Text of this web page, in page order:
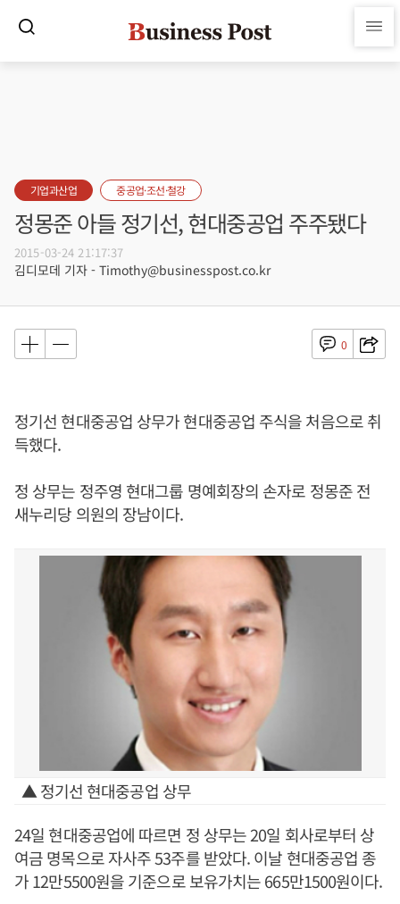
기업과산업 중공업·조선·철강
정몽준 아들 정기선, 현대중공업 주주됐다
2015-03-24 21:17:37
김디모데 기자 - Timothy@businesspost.co.kr
0
정기선 현대중공업 상무가 현대중공업 주식을 처음으로 취
득했다.
정 상무는 정주영 현대그룹 명예회장의 손자로 정몽준 전
새누리당 의원의 장남이다.
▲ 정기선 현대중공업 상무
24일 현대중공업에 따르면 정 상무는 20일 회사로부터 상
여금 명목으로 자사주 53주를 받았다. 이날 현대중공업 종
가 12만5500원을 기준으로 보유가치는 665만1500원이다.